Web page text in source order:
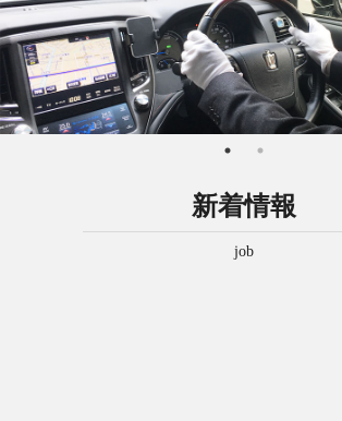
新着情報
job